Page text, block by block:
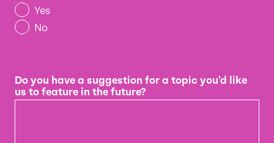
Yes
No
Do you have a suggestion for a topic you'd like
us to feature in the future?